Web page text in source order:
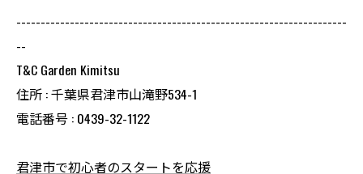
--------------------------------------------------------------------
--
T&C Garden Kimitsu
住所 : 千葉県君津市山滝野534-1
電話番号 : 0439-32-1122
君津市で初心者のスタートを応援